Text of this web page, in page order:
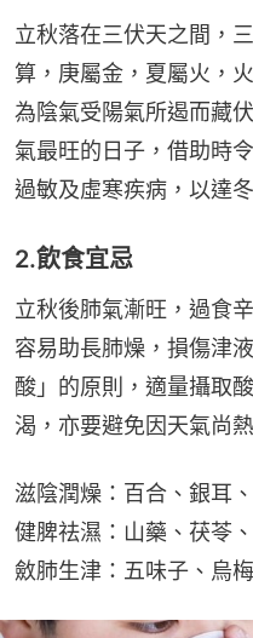
立秋落在三伏天之間，
算，庚屬金，夏屬火，
為陰氣受陽氣所遏而藏
氣最旺的日子，借助時
過敏及虛寒疾病，以達
2.飲食宜忌
立秋後肺氣漸旺，過食
容易助長肺燥，損傷津
酸」的原則，適量攝取
渴，亦要避免因天氣尚
滋陰潤燥：百合、銀耳
健脾祛濕：山藥、茯苓
斂肺生津：五味子、烏梅